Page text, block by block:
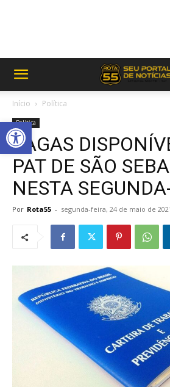
Abrir a barra de ferramentas
Início Política
Política
VAGAS
PAT DE SÃO
NESTA
Por Rota55 - segunda-feira, 24 de maio de